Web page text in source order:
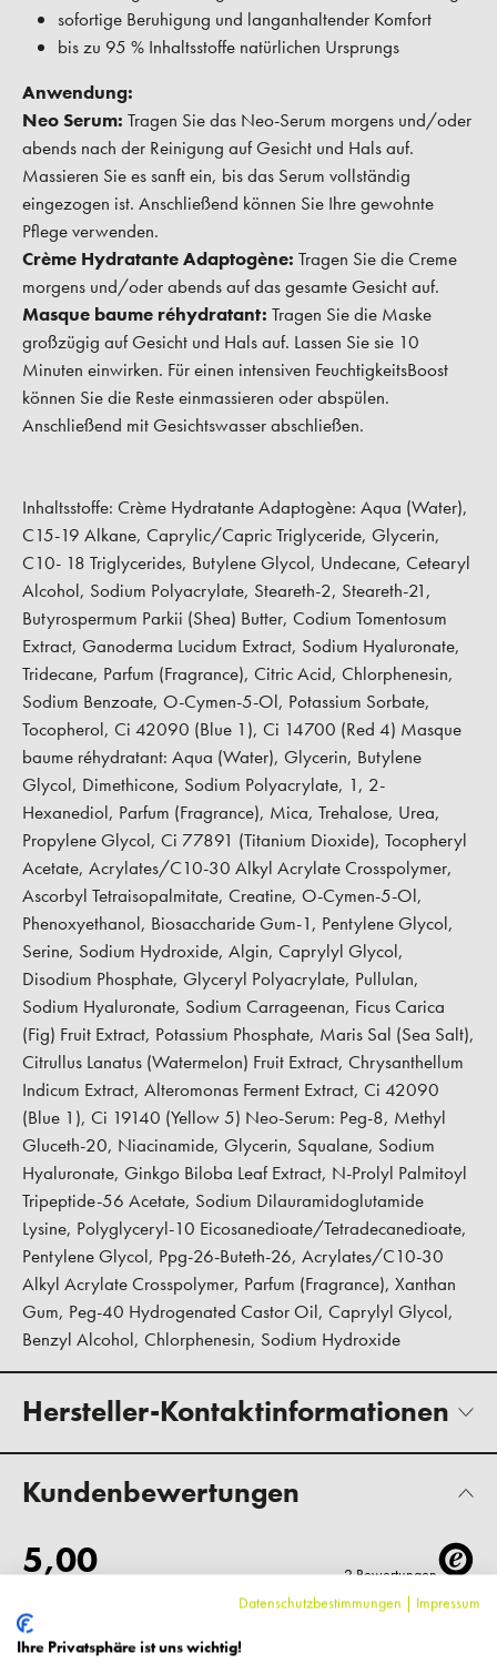
sofortige Beruhigung und langanhaltender Komfort
bis zu 95 % Inhaltsstoffe natürlichen Ursprungs
Anwendung:
Neo Serum: Tragen Sie das Neo-Serum morgens und/oder
abends nach der Reinigung auf Gesicht und Hals auf.
Massieren Sie es sanft ein, bis das Serum vollständig
eingezogen ist. Anschließend können Sie Ihre gewohnte
Pflege verwenden.
Crème Hydratante Adaptogène: Tragen Sie die Creme
morgens und/oder abends auf das gesamte Gesicht auf.
Masque baume réhydratant: Tragen Sie die Maske
großzügig auf Gesicht und Hals auf. Lassen Sie sie 10
Minuten einwirken. Für einen intensiven FeuchtigkeitsBoost
können Sie die Reste einmassieren oder abspülen.
Anschließend mit Gesichtswasser abschließen.
Inhaltsstoffe: Crème Hydratante Adaptogène: Aqua (Water),
C15-19 Alkane, Caprylic/Capric Triglyceride, Glycerin,
C10- 18 Triglycerides, Butylene Glycol, Undecane, Cetearyl
Alcohol, Sodium Polyacrylate, Steareth-2, Steareth-21,
Butyrospermum Parkii (Shea) Butter, Codium Tomentosum
Extract, Ganoderma Lucidum Extract, Sodium Hyaluronate,
Tridecane, Parfum (Fragrance), Citric Acid, Chlorphenesin,
Sodium Benzoate, O-Cymen-5-Ol, Potassium Sorbate,
Tocopherol, Ci 42090 (Blue 1), Ci 14700 (Red 4) Masque
baume réhydratant: Aqua (Water), Glycerin, Butylene
Glycol, Dimethicone, Sodium Polyacrylate, 1, 2-
Hexanediol, Parfum (Fragrance), Mica, Trehalose, Urea,
Propylene Glycol, Ci 77891 (Titanium Dioxide), Tocopheryl
Acetate, Acrylates/C10-30 Alkyl Acrylate Crosspolymer,
Ascorbyl Tetraisopalmitate, Creatine, O-Cymen-5-Ol,
Phenoxyethanol, Biosaccharide Gum-1, Pentylene Glycol,
Serine, Sodium Hydroxide, Algin, Caprylyl Glycol,
Disodium Phosphate, Glyceryl Polyacrylate, Pullulan,
Sodium Hyaluronate, Sodium Carrageenan, Ficus Carica
(Fig) Fruit Extract, Potassium Phosphate, Maris Sal (Sea Salt),
Citrullus Lanatus (Watermelon) Fruit Extract, Chrysanthellum
Indicum Extract, Alteromonas Ferment Extract, Ci 42090
(Blue 1), Ci 19140 (Yellow 5) Neo-Serum: Peg-8, Methyl
Gluceth-20, Niacinamide, Glycerin, Squalane, Sodium
Hyaluronate, Ginkgo Biloba Leaf Extract, N-Prolyl Palmitoyl
Tripeptide-56 Acetate, Sodium Dilauramidoglutamide
Lysine, Polyglyceryl-10 Eicosanedioate/Tetradecanedioate,
Pentylene Glycol, Ppg-26-Buteth-26, Acrylates/C10-30
Alkyl Acrylate Crosspolymer, Parfum (Fragrance), Xanthan
Gum, Peg-40 Hydrogenated Castor Oil, Caprylyl Glycol,
Benzyl Alcohol, Chlorphenesin, Sodium Hydroxide
Hersteller-Kontaktinformationen
Kundenbewertungen
Datenschutzbestimmungen | Impressum
Ihre Privatsphäre ist uns wichtig!